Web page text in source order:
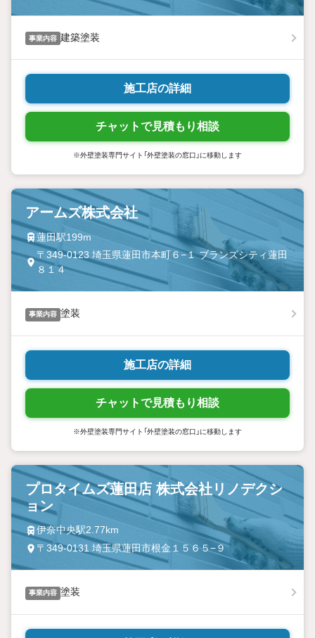
事業内容 建築塗装
施工店の詳細
チャットで見積もり相談
※外壁塗装専門サイト「外壁塗装の窓口」に移動します
アームズ株式会社
蓮田駅199m
〒349-0123 埼玉県蓮田市本町６−１ ブランズシティ蓮田
８１４
事業内容 塗装
施工店の詳細
チャットで見積もり相談
※外壁塗装専門サイト「外壁塗装の窓口」に移動します
プロタイムズ蓮田店 株式会社リノデクシ
ョン
伊奈中央駅2.77km
〒349-0131 埼玉県蓮田市根金１５６５−９
事業内容 塗装